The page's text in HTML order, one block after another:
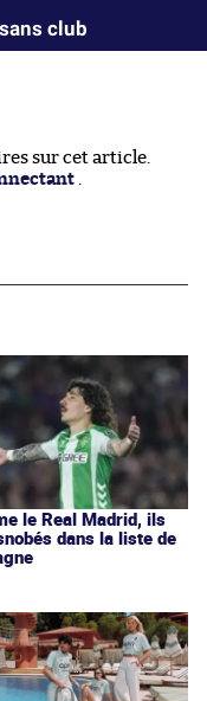
club
sur cet article.
.
le Real Madrid, ils
dans la liste de